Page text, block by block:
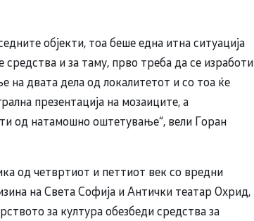
објекти, тоа беше една итна ситуација
и за таму, прво треба да се изработи
на двата дела од локалитетот и со тоа ќе
презентација на мозаиците, а
од натамошно оштетување“, вели Горан
од четвртиот и петтиот век со вредни
на Света Софија и Антички театар Охрид,
за култура обезбеди средства за